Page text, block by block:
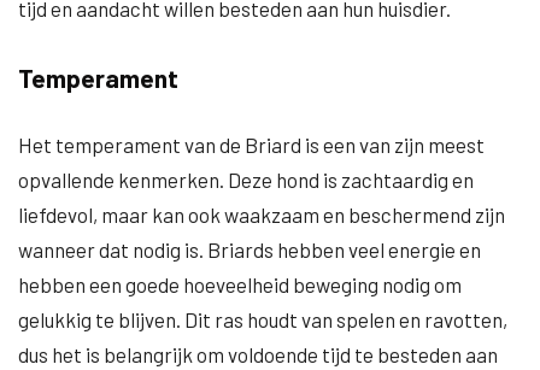
tijd en aandacht willen besteden aan hun huisdier.
Temperament
Het temperament van de Briard is een van zijn meest
opvallende kenmerken. Deze hond is zachtaardig en
liefdevol, maar kan ook waakzaam en beschermend zijn
wanneer dat nodig is. Briards hebben veel energie en
hebben een goede hoeveelheid beweging nodig om
gelukkig te blijven. Dit ras houdt van spelen en ravotten,
dus het is belangrijk om voldoende tijd te besteden aan